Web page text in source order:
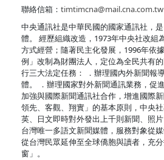
聯絡信箱： timtimcna@mail.cna.com.tw
中央通訊社是中華民國的國家通訊社，
體。 經歷組織改造，1973年中央社改組
方式經營；隨著民主化發展，1996年依
例」改制為財團法人，定位為全民共有
行三大法定任務： ．辦理國內外新聞報
體。 ．辦理國家對外新聞通訊業務，促
加強與國際新聞通訊社合作，增進國際新
領先、客觀、翔實」的基本原則，中央社
英、日文即時對外發出上千則新聞、照
台灣唯一多語文新聞媒體，服務對象從
從台灣民眾延伸至全球僑胞與讀者，充
窗」。